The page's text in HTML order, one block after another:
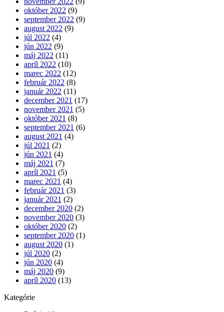
október 2022 (9)
september 2022 (9)
august 2022 (9)
júl 2022 (4)
jún 2022 (9)
máj 2022 (11)
apríl 2022 (10)
marec 2022 (12)
február 2022 (8)
január 2022 (11)
december 2021 (17)
november 2021 (5)
október 2021 (8)
september 2021 (6)
august 2021 (4)
júl 2021 (2)
jún 2021 (4)
máj 2021 (7)
apríl 2021 (5)
marec 2021 (4)
február 2021 (3)
január 2021 (2)
december 2020 (2)
november 2020 (3)
október 2020 (2)
september 2020 (1)
august 2020 (1)
júl 2020 (2)
jún 2020 (4)
máj 2020 (9)
apríl 2020 (13)
Kategórie